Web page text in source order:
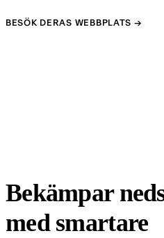
BESÖK DERAS WEBBPLATS →
Bekämpar
med smartare